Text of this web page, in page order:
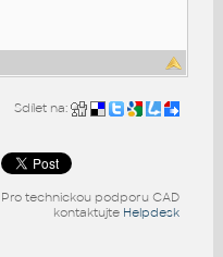
Sdílet na:
Pro technickou podporu CAD
kontaktujte Helpdesk